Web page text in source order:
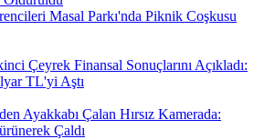
Masal Parkı'nda Piknik Coşkusu
Çeyrek Finansal Sonuçlarını Açıkladı:
TL'yi Aştı
Ayakkabı Çalan Hırsız Kamerada:
Çaldı